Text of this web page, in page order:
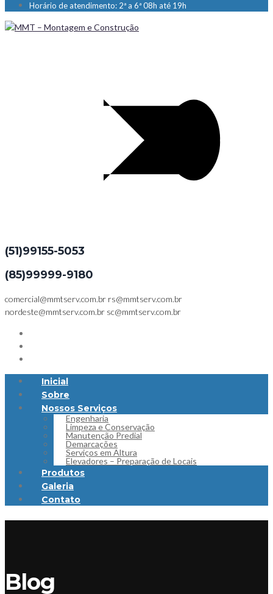
Horário de atendimento: 2ª a 6ª 08h até 19h
(51)99155-5053
(85)99999-9180
comercial@mmtserv.com.br rs@mmtserv.com.br
nordeste@mmtserv.com.br sc@mmtserv.com.br
Inicial
Sobre
Nossos Serviços
Engenharia
Limpeza e Conservação
Manutenção Predial
Demarcações
Serviços em Altura
Elevadores – Preparação de Locais
Produtos
Galeria
Contato
Blog